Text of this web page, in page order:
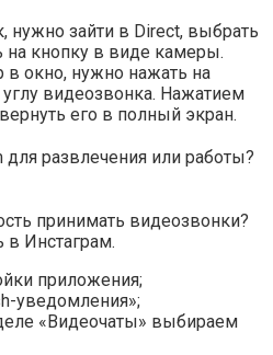
зайти в Direct, выбрать
на кнопку в виде камеры.
в окно, нужно нажать на
видеозвонка. Нажатием
его в полный экран.
развлечения или работы?
принимать видеозвонки?
в Инстаграм.
приложения;
уведомления»;
«Видеочаты» выбираем